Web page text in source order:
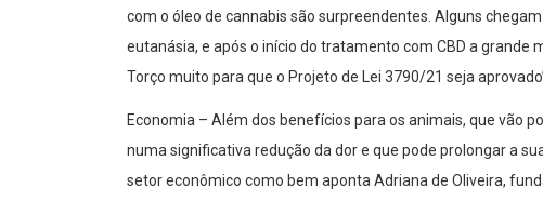
com o óleo de cannabis são surpreendentes. Alguns
eutanásia, e após o início do tratamento com CBD a grande
Torço muito para que o Projeto de Lei 3790/21 seja
Economia – Além dos benefícios para os animais, que vão
numa significativa redução da dor e que pode prolongar a
setor econômico como bem aponta Adriana de Oliveira,